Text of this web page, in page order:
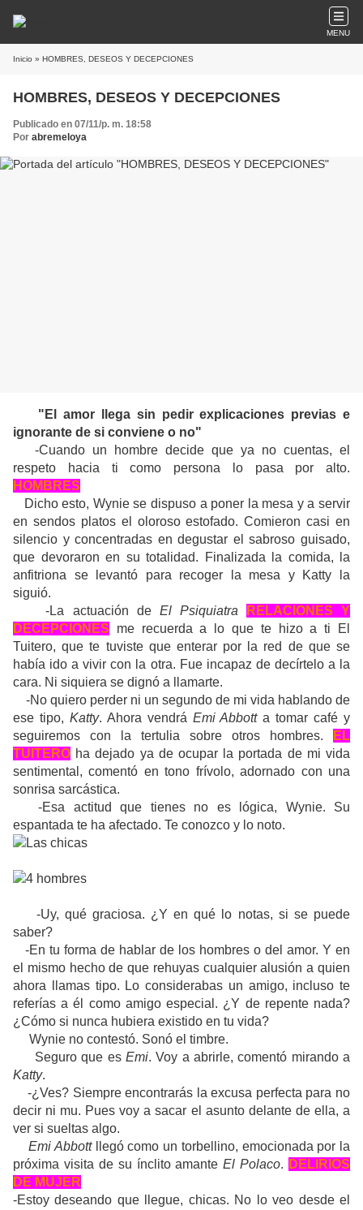
MENU
Inicio » HOMBRES, DESEOS Y DECEPCIONES
HOMBRES, DESEOS Y DECEPCIONES
Publicado en 07/11/p. m. 18:58
Por abremeloya
"El amor llega sin pedir explicaciones previas e
ignorante de si conviene o no"
-Cuando un hombre decide que ya no cuentas, el
respeto hacia ti como persona lo pasa por alto.
HOMBRES
Dicho esto, Wynie se dispuso a poner la mesa y a servir
en sendos platos el oloroso estofado. Comieron casi en
silencio y concentradas en degustar el sabroso guisado,
que devoraron en su totalidad. Finalizada la comida, la
anfitriona se levantó para recoger la mesa y Katty la
siguió.
-La actuación de El Psiquiatra
RELACIONES Y
DECEPCIONES me recuerda a lo que te hizo a ti El
Tuitero, que te tuviste que enterar por la red de que se
había ido a vivir con la otra. Fue incapaz de decírtelo a la
cara. Ni siquiera se dignó a llamarte.
-No quiero perder ni un segundo de mi vida hablando de
ese tipo, Katty. Ahora vendrá Emi Abbotta tomar café y
seguiremos con la tertulia sobre otros hombres.
EL
TUITERO ha dejado ya de ocupar la portada de mi vida
sentimental, comentó en tono frívolo, adornado con una
sonrisa sarcástica.
-Esa actitud que tienes no es lógica, Wynie. Su
espantada te ha afectado. Te conozco y lo noto.
-Uy, qué graciosa. ¿Y en qué lo notas, si se puede
saber?
-En tu forma de hablar de los hombres o del amor. Y en
el mismo hecho de que rehuyas cualquier alusión a quien
ahora llamas tipo. Lo considerabas un amigo, incluso te
referías a él como amigo especial. ¿Y de repente nada?
¿Cómo si nunca hubiera existido en tu vida?
Wynie no contestó. Sonó el timbre.
Seguro que es Emi. Voy a abrirle, comentó mirando a
Katty.
-¿Ves? Siempre encontrarás la excusa perfecta para no
decir ni mu. Pues voy a sacar el asunto delante de ella, a
ver si sueltas algo.
Emi Abbottllegó como un torbellino, emocionada por la
próxima visita de su ínclito amanteEl Polaco. DELIRIOS
DE MUJER
-Estoy deseando que llegue, chicas. No lo veo desde el